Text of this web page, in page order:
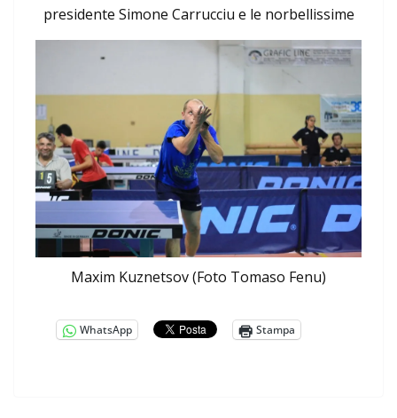
presidente Simone Carrucciu e le norbellissime
Maxim Kuznetsov (Foto Tomaso Fenu)
WhatsApp Stampa